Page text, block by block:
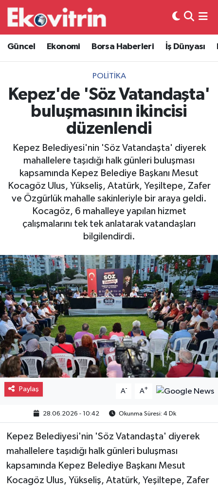
Güncel Ekonomi Borsa Haberleri İş Dünyası
POLITIKA
Kepez'de 'Söz Vatandaşta'
buluşmasının ikincisi
düzenlendi
Kepez Belediyesi'nin 'Söz Vatandaşta' diyerek
mahallelere taşıdığı halk günleri buluşması
kapsamında Kepez Belediye Başkanı Mesut
Kocagöz Ulus, Yükseliş, Atatürk, Yeşiltepe, Zafer
ve Özgürlük mahalle sakinleriyle bir araya geldi.
Kocagöz, 6 mahalleye yapılan hizmet
çalışmalarını tek tek anlatarak vatandaşları
bilgilendirdi.
Paylaş A- A+
28.06.2026 - 10:42 Okunma Süresi: 4 Dk
Kepez Belediyesi'nin 'Söz Vatandaşta' diyerek
mahallelere taşıdığı halk günleri buluşması
kapsamında Kepez Belediye Başkanı Mesut
Kocagöz Ulus, Yükseliş, Atatürk, Yeşiltepe, Zafer
Güncel
Ekonomi
Borsa Haberleri
İş Dünyası
Otovitrin
Asayiş
Magazin
Spor
Eğitim
Hava Durumu
Trafik Durumu
Süper Lig Puan Durumu ve Fikstür
Tüm Manşetler
Son Dakika Haberleri
Haber Arşivi